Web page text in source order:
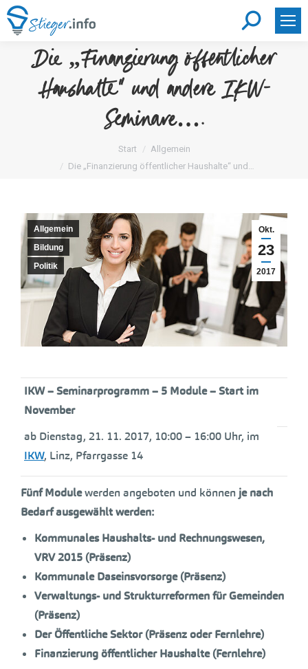
Search:
Die „Finanzierung öffentlicher
Haushalte“ und andere IKW-
Seminare….
Sie befinden sich hier:Start
Allgemein
Die „Finanzierung öffentlicher Haushalte“ und…
Okt.
23
2017
Allgemein
Bildung
Politik
IKW – Seminarprogramm – 5 Module – Start im
November
ab Dienstag, 21. 11. 2017, 10:00 – 16:00 Uhr, im
IKW, Linz, Pfarrgasse 14
Fünf Modulewerden angeboten und können je nach
Bedarf ausgewählt werden:
Kommunales Haushalts- und Rechnungswesen,
VRV 2015 (Präsenz)
Kommunale Daseinsvorsorge (Präsenz)
Verwaltungs- und Strukturreformen für Gemeinden
(Präsenz)
Der Öffentliche Sektor (Präsenz oder Fernlehre)
Finanzierung öffentlicher Haushalte (Fernlehre)